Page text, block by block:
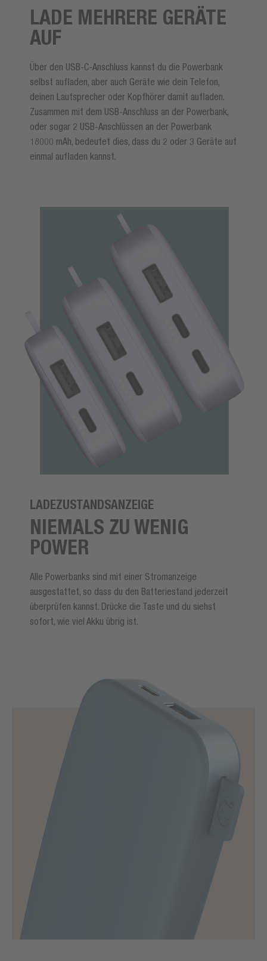
LADE MEHRERE GERÄTE
AUF
Über den USB-C-Anschluss kannst du die Powerbank
selbst aufladen, aber auch Geräte wie dein Telefon,
deinen Lautsprecher oder Kopfhörer damit aufladen.
Zusammen mit dem USB-Anschluss an der Powerbank,
oder sogar 2 USB-Anschlüssen an der Powerbank
18000 mAh, bedeutet dies, dass du 2 oder 3 Geräte auf
einmal aufladen kannst.
LADEZUSTANDSANZEIGE
NIEMALS ZU WENIG
POWER
Alle Powerbanks sind mit einer Stromanzeige
ausgestattet, so dass du den Batteriestand jederzeit
überprüfen kannst. Drücke die Taste und du siehst
sofort, wie viel Akku übrig ist.